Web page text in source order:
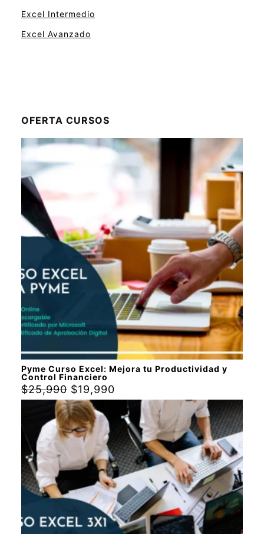
Excel Intermedio
Excel Avanzado
OFERTA CURSOS
Pyme Curso Excel: Mejora tu Productividad y
Control Financiero
$25,990 $19,990